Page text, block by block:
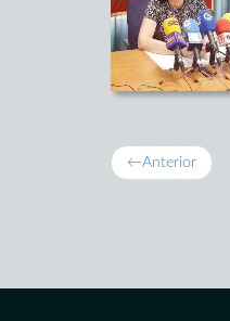
←Anterior